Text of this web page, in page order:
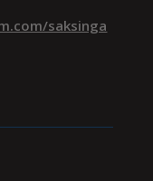
saksinga